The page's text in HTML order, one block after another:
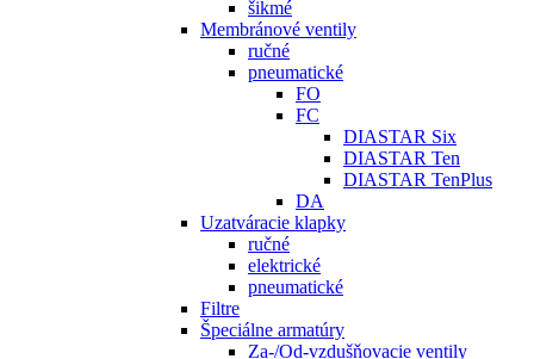
šikmé
Membránové ventily
ručné
pneumatické
FO
FC
DIASTAR Six
DIASTAR Ten
DIASTAR TenPlus
DA
Uzatváracie klapky
ručné
elektrické
pneumatické
Filtre
Špeciálne armatúry
Za-/Od-vzdušňovacie ventily